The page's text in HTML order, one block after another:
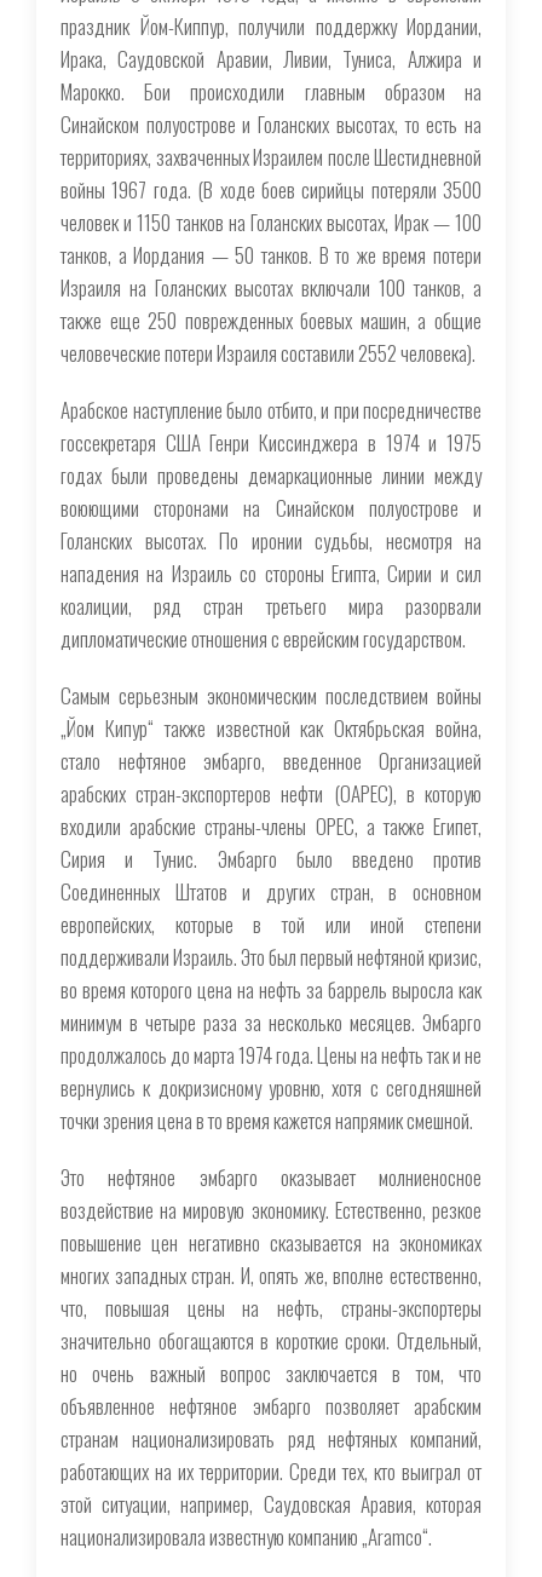
праздник Йом-Киппур, получили поддержку Иордании,
Ирака, Саудовской Аравии, Ливии, Туниса, Алжира и
Марокко. Бои происходили главным образом на
Синайском полуострове и Голанских высотах, то есть на
территориях, захваченных Израилем после Шестидневной
войны 1967 года. (В ходе боев сирийцы потеряли 3500
человек и 1150 танков на Голанских высотах, Ирак — 100
танков, а Иордания — 50 танков. В то же время потери
Израиля на Голанских высотах включали 100 танков, а
также еще 250 поврежденных боевых машин, а общие
человеческие потери Израиля составили 2552 человека).
Арабское наступление было отбито, и при посредничестве
госсекретаря США Генри Киссинджера в 1974 и 1975
годах были проведены демаркационные линии между
воюющими сторонами на Синайском полуострове и
Голанских высотах. По иронии судьбы, несмотря на
нападения на Израиль со стороны Египта, Сирии и сил
коалиции, ряд стран третьего мира разорвали
дипломатические отношения с еврейским государством.
Самым серьезным экономическим последствием войны
„Йом Кипур“ также известной как Октябрьская война,
стало нефтяное эмбарго, введенное Организацией
арабских стран-экспортеров нефти (OAPEC), в которую
входили арабские страны-члены OPEC, а также Египет,
Сирия и Тунис. Эмбарго было введено против
Соединенных Штатов и других стран, в основном
европейских, которые в той или иной степени
поддерживали Израиль. Это был первый нефтяной кризис,
во время которого цена на нефть за баррель выросла как
минимум в четыре раза за несколько месяцев. Эмбарго
продолжалось до марта 1974 года. Цены на нефть так и не
вернулись к докризисному уровню, хотя с сегодняшней
точки зрения цена в то время кажется напрямик смешной.
Это нефтяное эмбарго оказывает молниеносное
воздействие на мировую экономику. Естественно, резкое
повышение цен негативно сказывается на экономиках
многих западных стран. И, опять же, вполне естественно,
что, повышая цены на нефть, страны-экспортеры
значительно обогащаются в короткие сроки. Отдельный,
но очень важный вопрос заключается в том, что
объявленное нефтяное эмбарго позволяет арабским
странам национализировать ряд нефтяных компаний,
работающих на их территории. Среди тех, кто выиграл от
этой ситуации, например, Саудовская Аравия, которая
национализировала известную компанию „Aramco“.